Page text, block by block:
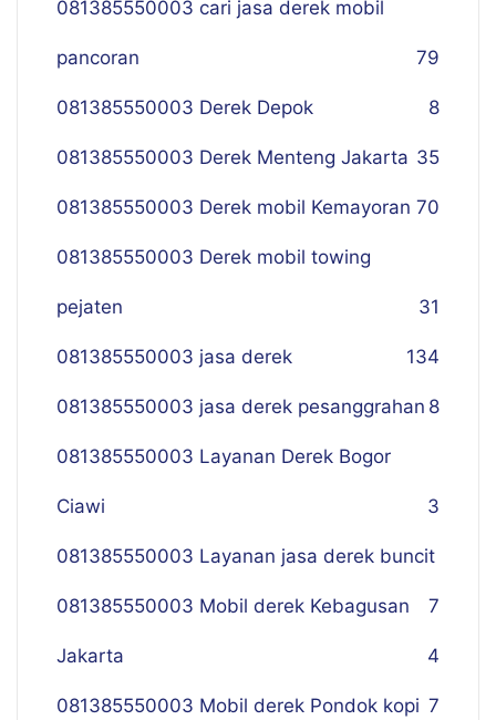
081385550003 cari jasa derek mobil
pancoran 79
081385550003 Derek Depok 8
081385550003 Derek Menteng Jakarta 35
081385550003 Derek mobil Kemayoran 70
081385550003 Derek mobil towing
pejaten 31
081385550003 jasa derek 134
081385550003 jasa derek pesanggrahan 8
081385550003 Layanan Derek Bogor
Ciawi 3
081385550003 Layanan jasa derek buncit
7
081385550003 Mobil derek Kebagusan
Jakarta 4
081385550003 Mobil derek Pondok kopi 7